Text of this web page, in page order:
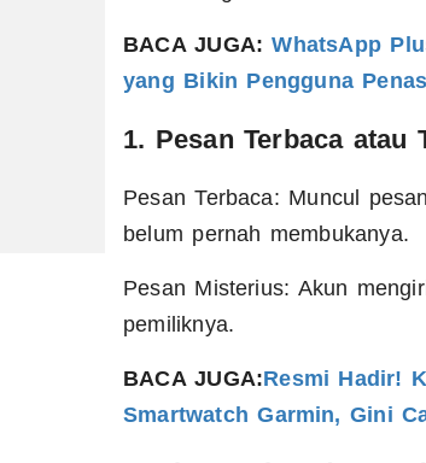
BACA JUGA: WhatsApp
yang Bikin Pengguna
1. Pesan Terbaca atau
Pesan Terbaca: Muncul
belum pernah membukanya.
Pesan Misterius: Akun
pemiliknya.
BACA JUGA:Resmi Hadir!
Smartwatch Garmin, Gini